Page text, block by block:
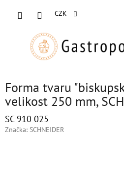
CZK
Forma tvaru
velikost 250 mm,
SC 910 025
Značka: SCHNEIDER